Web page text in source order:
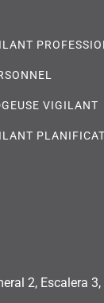
VIGILANT
2, Escalera